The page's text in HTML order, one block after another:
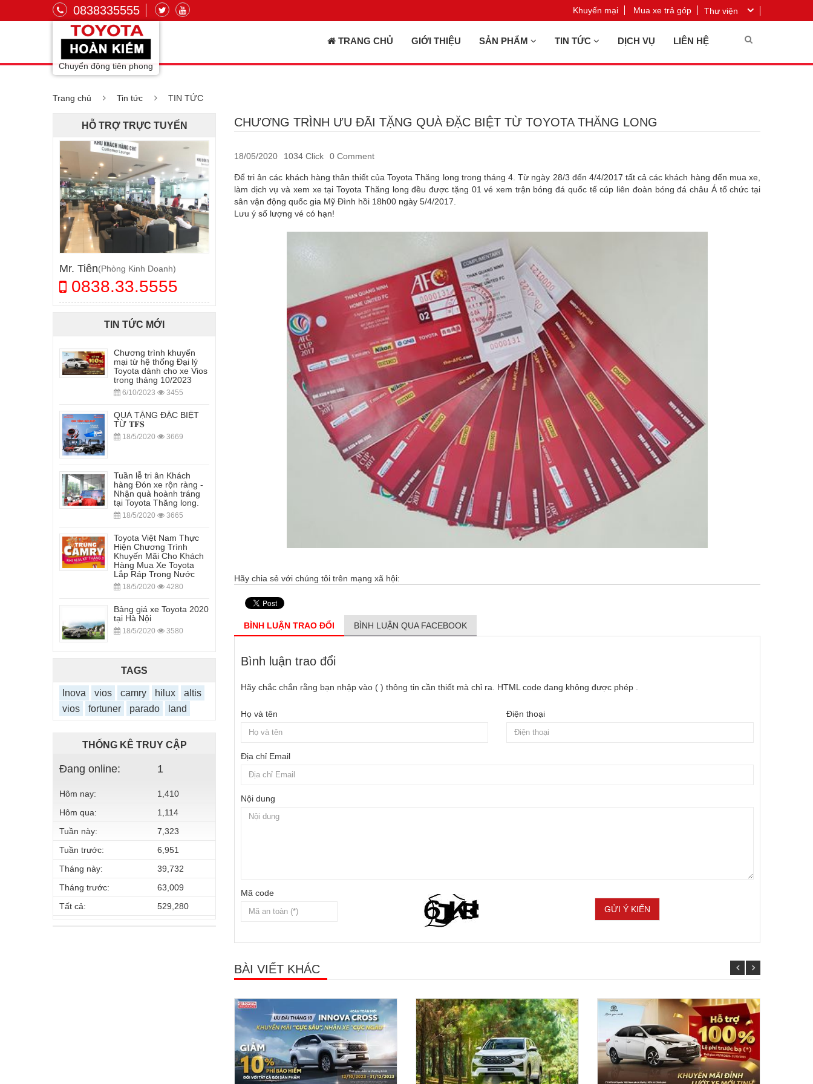
0838335555 Thư viện
Khuyến mại Mua xe trả góp
Chuyển động tiên phong
TRANG CHỦ GIỚI THIỆU SẢN PHẨM TIN TỨC DỊCH VỤ LIÊN HỆ
Trang chủ Tin tức TIN TỨC
CHƯƠNG TRÌNH ƯU ĐÃI TẶNG QUÀ ĐẶC BIỆT TỪ TOYOTA THĂNG LONG
18/05/2020 1034 Click 0 Comment
Để tri ân các khách hàng thân thiết của Toyota Thăng long trong tháng 4. Từ ngày 28/3 đến 4/4/2017 tất cả các khách hàng đến mua xe,
làm dịch vụ và xem xe tại Toyota Thăng long đều được tặng 01 vé xem trận bóng đá quốc tế cúp liên đoàn bóng đá châu Á tổ chức tại
sân vận động quốc gia Mỹ Đình hồi 18h00 ngày 5/4/2017.
Lưu ý số lượng vé có hạn!
Hãy chia sẻ với chúng tôi trên mạng xã hội:
BÌNH LUẬN TRAO ĐỔI BÌNH LUẬN QUA FACEBOOK
Bình luận trao đổi
Hãy chắc chắn rằng bạn nhập vào ( ) thông tin cần thiết mà chỉ ra. HTML code đang không được phép .
Họ và tên Điện thoại
Địa chỉ Email
Nội dung
Mã code
BÀI VIẾT KHÁC
HỖ TRỢ TRỰC TUYẾN
Mr. Tiên(Phòng Kinh Doanh)
0838.33.5555
TIN TỨC MỚI
Chương trình khuyến
mại từ hệ thống Đại lý
Toyota dành cho xe Vios
trong tháng 10/2023
6/10/2023 3455
QUÀ TẶNG ĐẶC BIỆT
TỪ 𝐓𝐅𝐒
18/5/2020 3669
Tuần lễ tri ân Khách
hàng Đón xe rộn ràng -
Nhận quà hoành tráng
tại Toyota Thăng long.
18/5/2020 3665
Toyota Việt Nam Thực
Hiện Chương Trình
Khuyến Mãi Cho Khách
Hàng Mua Xe Toyota
Lắp Ráp Trong Nước
18/5/2020 4280
Bảng giá xe Toyota 2020
tại Hà Nội
18/5/2020 3580
TAGS
Inova vios camry hilux
altis
vios
fortuner parado land
THỐNG KÊ TRUY CẬP
Đang online: 1
Hôm nay:
1,410
Hôm qua:
1,114
Tuần này:
7,323
Tuần trước:
6,951
Tháng này:
39,732
Tháng trước:
63,009
Tất cả:
529,280